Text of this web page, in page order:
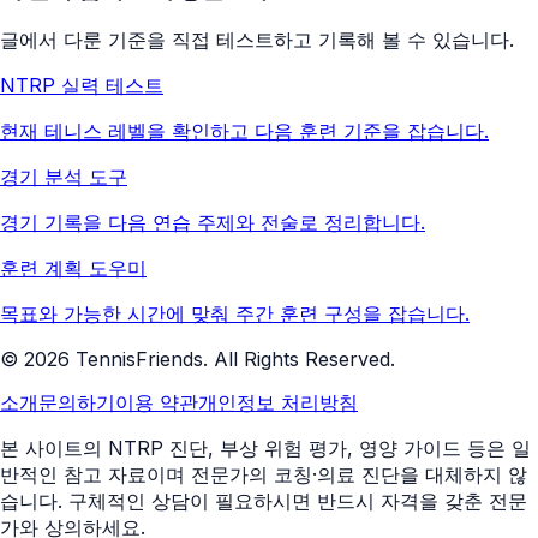
글에서 다룬 기준을 직접 테스트하고 기록해 볼 수 있습니다.
NTRP 실력 테스트
현재 테니스 레벨을 확인하고 다음 훈련 기준을 잡습니다.
경기 분석 도구
경기 기록을 다음 연습 주제와 전술로 정리합니다.
훈련 계획 도우미
목표와 가능한 시간에 맞춰 주간 훈련 구성을 잡습니다.
© 2026 TennisFriends. All Rights Reserved.
소개문의하기이용 약관개인정보 처리방침
본 사이트의 NTRP 진단, 부상 위험 평가, 영양 가이드 등은 일
반적인 참고 자료이며 전문가의 코칭·의료 진단을 대체하지 않
습니다. 구체적인 상담이 필요하시면 반드시 자격을 갖춘 전문
가와 상의하세요.